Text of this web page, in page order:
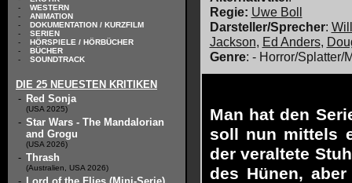
-
-
-
-
-
-
-
WESTERN
ANIMATION
DOKUMENTATION / KURZFILM
SERIEN
HÖRSPIELE / HÖRBÜCHER
BÜCHER
SOUNDTRACK
DIE 25 NEUESTEN KRITIKEN
- Red Sonja
(USA 2025)
- Star Wars - The Mandalorian
and Grogu
(USA 2026)
- Thrash
(Australien, USA 2026)
Regie: Uwe Boll
Darsteller/Sprecher:
Jackson, Ed Anders,
Genre: - Horror/Splatter/
Man hat den
soll nun mittels
der veraltete
des Hünen,